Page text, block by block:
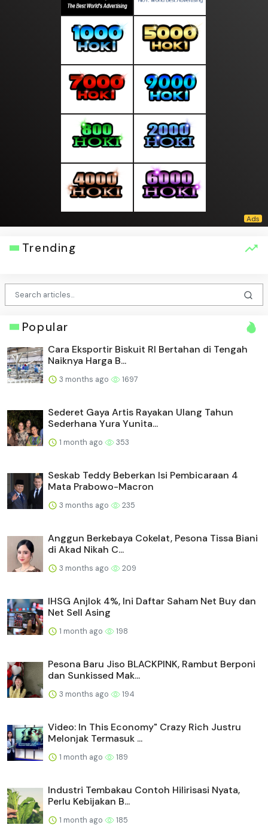
Trending
Popular
Cara Eksportir Biskuit RI Bertahan di Tengah
Naiknya Harga B...
3 months ago 1697
Sederet Gaya Artis Rayakan Ulang Tahun
Sederhana Yura Yunita...
1 month ago 353
Seskab Teddy Beberkan Isi Pembicaraan 4
Mata Prabowo-Macron
3 months ago 235
Anggun Berkebaya Cokelat, Pesona Tissa Biani
di Akad Nikah C...
3 months ago 209
IHSG Anjlok 4%, Ini Daftar Saham Net Buy dan
Net Sell Asing
1 month ago 198
Pesona Baru Jiso BLACKPINK, Rambut Berponi
dan Sunkissed Mak...
3 months ago 194
Video: In This Economy" Crazy Rich Justru
Melonjak Termasuk ...
1 month ago 189
Industri Tembakau Contoh Hilirisasi Nyata,
Perlu Kebijakan B...
1 month ago 185